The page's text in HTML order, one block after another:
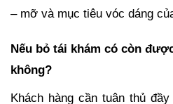
– mỡ và mục tiêu vóc dáng
Nếu bỏ tái khám có còn
không?
Khách hàng cần tuân thủ